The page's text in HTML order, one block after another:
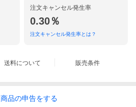
注文キャンセル発生率
0.30％
注文キャンセル発生率とは？
送料について 販売条件
商品の申告をする